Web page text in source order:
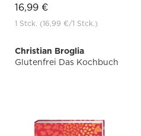
16,99 €
1 Stck. (16,99 €/1 Stck.)
Christian Broglia
Glutenfrei Das Kochbuch